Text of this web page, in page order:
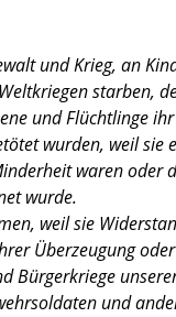
und Krieg, an
starben,
und Flüchtlinge
wurden, weil
waren oder
wurde.
weil sie
Überzeugung
Bürgerkriege
und